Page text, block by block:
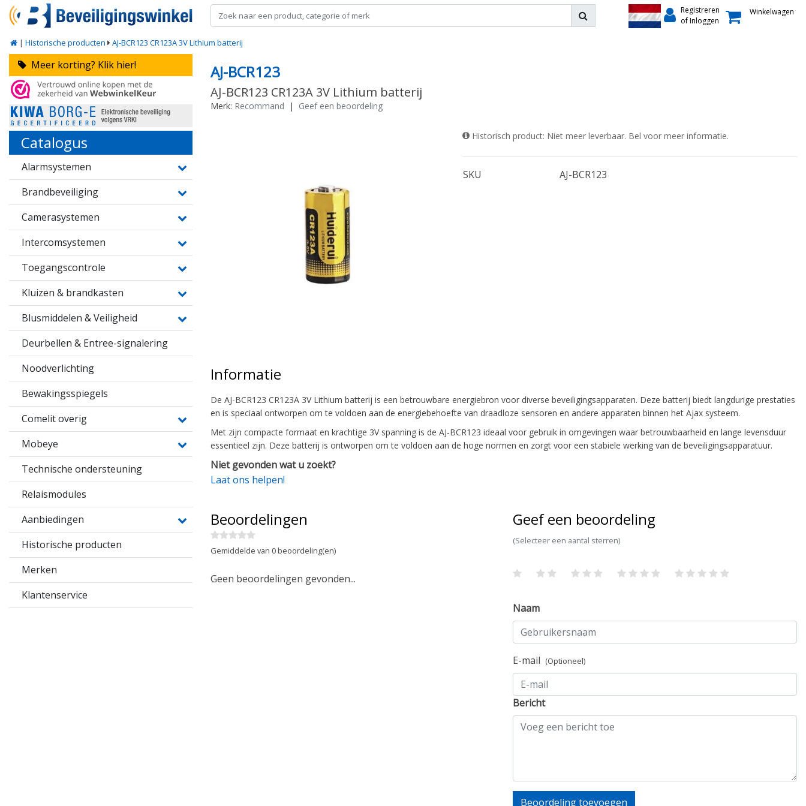
Registreren
of Inloggen
Winkelwagen
| Historische producten AJ-BCR123 CR123A 3V Lithium batterij
Meer korting? Klik hier!
Catalogus
Alarmsystemen
Brandbeveiliging
Camerasystemen
Intercomsystemen
Toegangscontrole
Kluizen & brandkasten
Blusmiddelen & Veiligheid
Deurbellen & Entree-signalering
Noodverlichting
Bewakingsspiegels
Comelit overig
Mobeye
Technische ondersteuning
Relaismodules
Aanbiedingen
Historische producten
Merken
Klantenservice
AJ-BCR123
AJ-BCR123 CR123A 3V Lithium batterij
Merk: Recommand | Geef een beoordeling
Historisch product: Niet meer leverbaar. Bel voor meer informatie.
SKU AJ-BCR123
Informatie
De AJ-BCR123 CR123A 3V Lithium batterij is een betrouwbare energiebron voor diverse beveiligingsapparaten. Deze batterij biedt langdurige prestaties
en is speciaal ontworpen om te voldoen aan de energiebehoefte van draadloze sensoren en andere apparaten binnen het Ajax systeem.
Met zijn compacte formaat en krachtige 3V spanning is de AJ-BCR123 ideaal voor gebruik in omgevingen waar betrouwbaarheid en lange levensduur
essentieel zijn. Deze batterij is ontworpen om te voldoen aan de hoge normen en zorgt voor een stabiele werking van de beveiligingsapparatuur.
Niet gevonden wat u zoekt?
Laat ons helpen!
Beoordelingen
Gemiddelde van 0 beoordeling(en)
Geen beoordelingen gevonden...
Geef een beoordeling
(Selecteer een aantal sterren)
Naam
E-mail (Optioneel)
Bericht
Beoordeling toevoegen